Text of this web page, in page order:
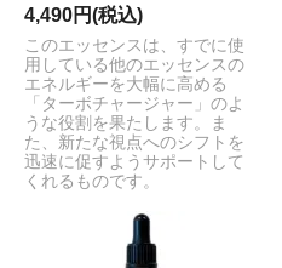
4,490円(税込)
このエッセンスは、すでに使
用している他のエッセンスの
エネルギーを大幅に高める
「ターボチャージャー」のよ
うな役割を果たします。ま
た、新たな視点へのシフトを
迅速に促すようサポートして
くれるものです。